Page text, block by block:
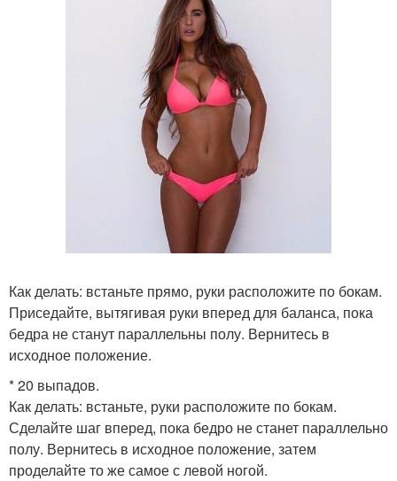
Как делать: встаньте прямо, руки расположите по бокам.
Приседайте, вытягивая руки вперед для баланса, пока
бедра не станут параллельны полу. Вернитесь в
исходное положение.
* 20 выпадов.
Как делать: встаньте, руки расположите по бокам.
Сделайте шаг вперед, пока бедро не станет параллельно
полу. Вернитесь в исходное положение, затем
проделайте то же самое с левой ногой.